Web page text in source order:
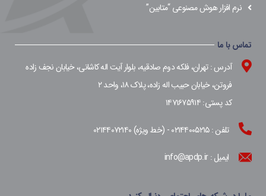
نرم افزار هوش مصنوعی “متابین”
تماس با ما
آدرس : تهران، فلکه دوم صادقیه، بلوار آیت اله کاشانی، خیابان نجف زاده
فروتن، خیابان حبیب اله زاده، پلاک ۱۸، واحد ۲
کد پستی: ۱۴۷۱۶۷۵۹۱۴
تلفن : ۰۲۱۴۴۰۰۵۲۱۵ - (خط ویژه) ۰۲۱۴۴۰۷۲۱۴۰
ایمیل : info@apdp.ir